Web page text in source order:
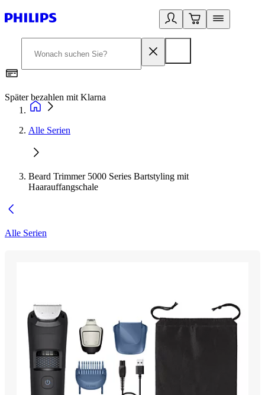
Später bezahlen mit Klarna
Alle Serien
Beard Trimmer 5000 Series Bartstyling mit
Haarauffangschale
Alle Serien